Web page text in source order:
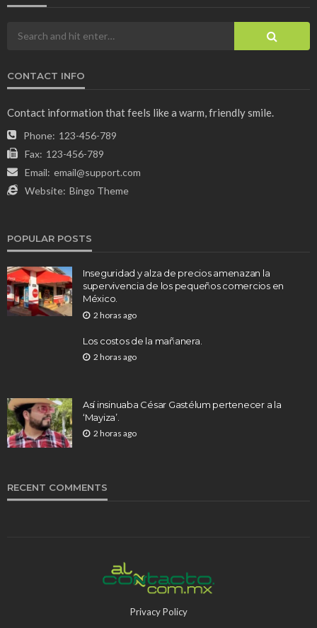
CONTACT INFO
Contact information that feels like a warm, friendly smile.
Phone: 123-456-789
Fax: 123-456-789
Email: email@support.com
Website: Bingo Theme
POPULAR POSTS
Inseguridad y alza de precios amenazan la
supervivencia de los pequeños comercios en
México.
2 horas ago
Los costos de la mañanera.
2 horas ago
Así insinuaba César Gastélum pertenecer a la
‘Mayiza’.
2 horas ago
RECENT COMMENTS
Privacy Policy